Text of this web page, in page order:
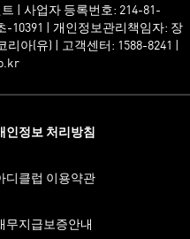
| 사업자 등록번호: 214-81-
-10391 | 개인정보관리책임자: 장
아(유) | 고객센터: 1588-8241 |
인정보 처리방침
디클럽 이용약관
무지급보증안내